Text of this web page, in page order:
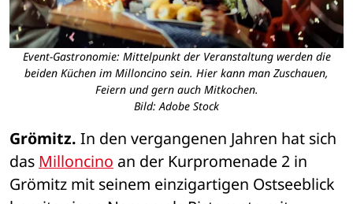
Event-Gastronomie: Mittelpunkt der Veranstaltung werden die
beiden Küchen im Milloncino sein. Hier kann man Zuschauen,
Feiern und gern auch Mitkochen.
Bild: Adobe Stock
Grömitz. In den vergangenen Jahren hat sich
das Milloncino an der Kurpromenade 2 in
Grömitz mit seinem einzigartigen Ostseeblick